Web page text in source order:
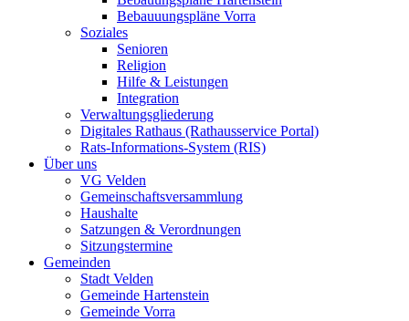
Bebauuungspläne Vorra
Soziales
Senioren
Religion
Hilfe & Leistungen
Integration
Verwaltungsgliederung
Digitales Rathaus (Rathausservice Portal)
Rats-Informations-System (RIS)
Über uns
VG Velden
Gemeinschaftsversammlung
Haushalte
Satzungen & Verordnungen
Sitzungstermine
Gemeinden
Stadt Velden
Gemeinde Hartenstein
Gemeinde Vorra